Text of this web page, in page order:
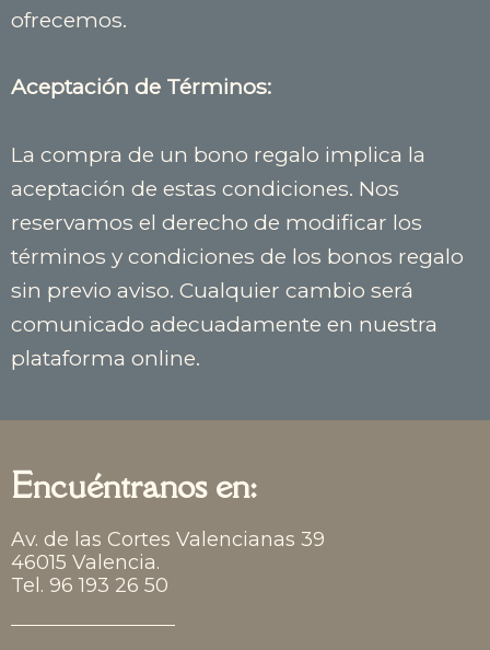
ofrecemos.
Aceptación de Términos:
La compra de un bono regalo implica la
aceptación de estas condiciones. Nos
reservamos el derecho de modificar los
términos y condiciones de los bonos regalo
sin previo aviso. Cualquier cambio será
comunicado adecuadamente en nuestra
plataforma online.
Encuéntranos en:
Av. de las Cortes Valencianas 39
46015 Valencia.
Tel. 96 193 26 50